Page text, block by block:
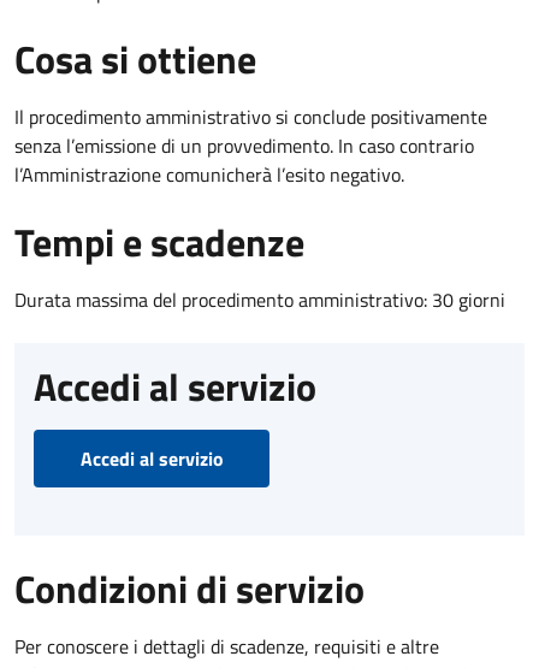
Cosa si ottiene
Il procedimento amministrativo si conclude positivamente
senza l’emissione di un provvedimento. In caso contrario
l’Amministrazione comunicherà l’esito negativo.
Tempi e scadenze
Durata massima del procedimento amministrativo: 30 giorni
Accedi al servizio
Accedi al servizio
Condizioni di servizio
Per conoscere i dettagli di scadenze, requisiti e altre